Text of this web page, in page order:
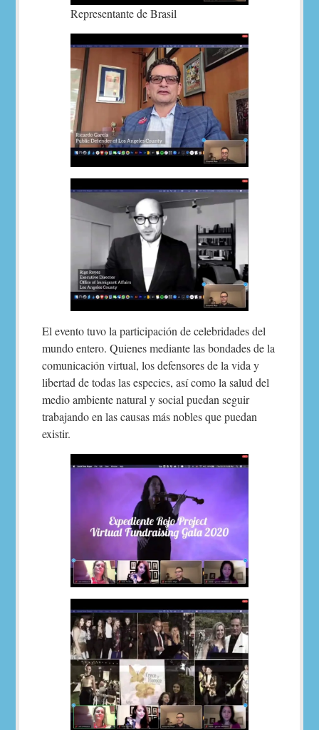
Representante de Brasil
El evento tuvo la participación de celebridades del
mundo entero. Quienes mediante las bondades de la
comunicación virtual, los defensores de la vida y
libertad de todas las especies, así como la salud del
medio ambiente natural y social puedan seguir
trabajando en las causas más nobles que puedan
existir.